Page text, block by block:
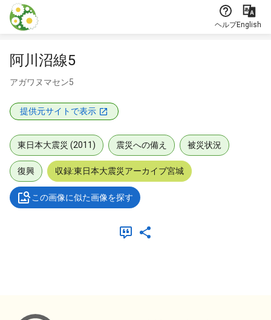
本文に飛ぶ
ヘルプEnglish
阿川沼線5
アガワヌマセン5
提供元サイトで表示
東日本大震災 (2011) 震災への備え 被災状況
復興 収録:東日本大震災アーカイブ宮城
この画像に似た画像を探す